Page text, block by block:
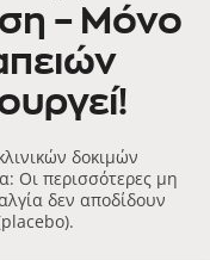
– Μόνο
δοκιμών
Οι περισσότερες μη
δεν αποδίδουν